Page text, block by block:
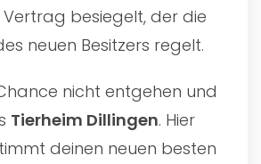
besiegelt, der die
neuen Besitzers regelt.
nicht entgehen und
Tierheim Dillingen. Hier
deinen neuen besten